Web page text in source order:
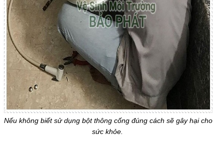
Nếu không biết sử dụng bột thông cống đúng cách sẽ gây hại cho
sức khỏe.